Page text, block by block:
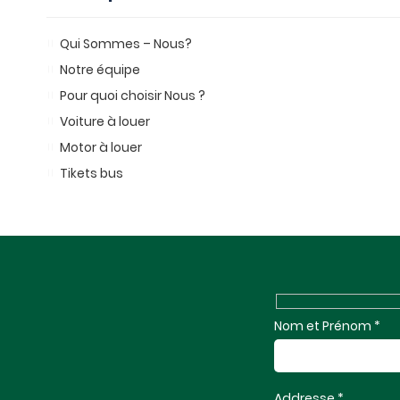
Qui Sommes – Nous?
Notre équipe
Pour quoi choisir Nous ?
Voiture à louer
Motor à louer
Tikets bus
Nom et Prénom *